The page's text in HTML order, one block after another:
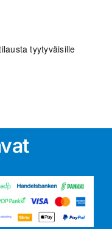
tyytyväisille